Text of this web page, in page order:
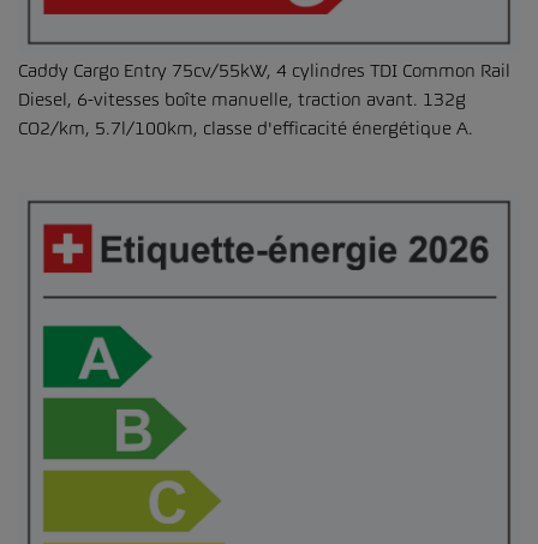
Caddy Cargo Entry 75cv/55kW, 4 cylindres TDI Common Rail
Diesel, 6-vitesses boîte manuelle, traction avant. 132g
CO2/km, 5.7l/100km, classe d'efficacité énergétique A.